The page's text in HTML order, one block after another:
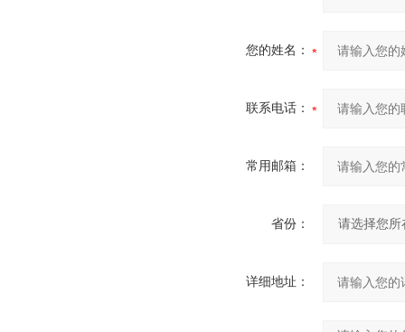
您的姓名：
联系电话：
常用邮箱：
省份：
详细地址：